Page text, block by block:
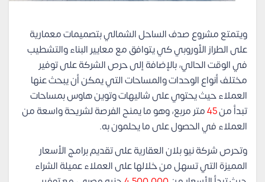
ويتمتع مشروع صدف الساحل الشمالي بتصميمات معمارية
على الطراز الأوروبي كي يتوافق مع معايير البناء والتشطيب
في الوقت الحالي، بالإضافة إلى حرص الشركة على توفير
مختلف أنواع الوحدات والمساحات التي يمكن أن يبحث عنها
العملاء حيث يحتوي على شاليهات وتوين هاوس بمساحات
تبدأ من45متر مربع، وهو ما يمنح الفرصة لشريحة واسعة من
العملاء في الحصول على ما يحلمون به.
وتحرص شركة نيو بلان العقارية على تقديم برامج الأسعار
المميزة التي تسهل من خلالها على العملاء عميلة الشراء